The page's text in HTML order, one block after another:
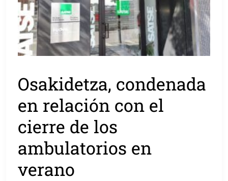
Osakidetza, condenada
en relación con el
cierre de los
ambulatorios en
verano